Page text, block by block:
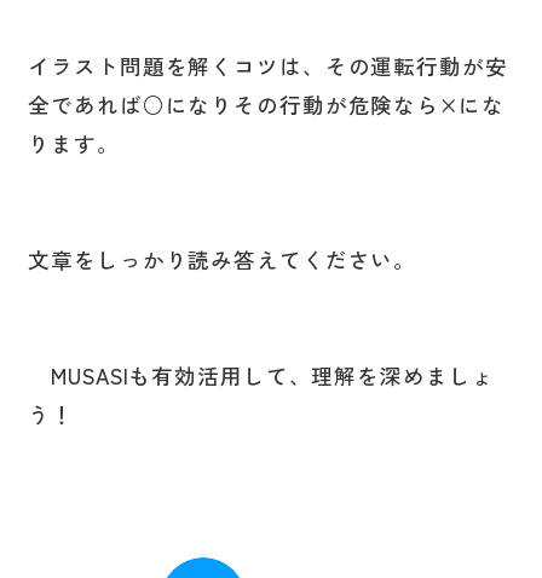
イラスト問題を解くコツは、その運転行動が安
全であれば○になりその行動が危険なら×にな
ります。
文章をしっかり読み答えてください。
MUSASIも有効活用して、理解を深めましょ
う！